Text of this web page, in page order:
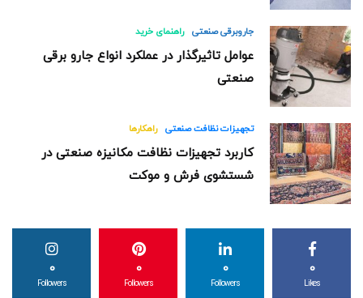
جاروبرقی صنعتی راهنمای خرید
عوامل تاثیرگذار در عملکرد انواع جارو برقی
صنعتی
تجهیزات نظافت صنعتی راهکارها
کاربرد تجهیزات نظافت مکانیزه صنعتی در
شستشوی فرش و موکت
0
Likes
0
Followers
0
Followers
0
Followers